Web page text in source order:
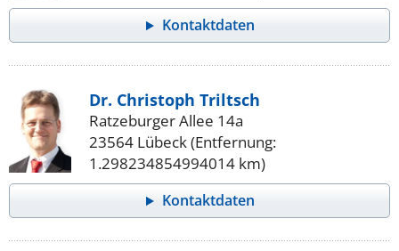
Kontaktdaten
Dr. Christoph Triltsch
Ratzeburger Allee 14a
23564 Lübeck (Entfernung:
1.298234854994014 km)
Kontaktdaten